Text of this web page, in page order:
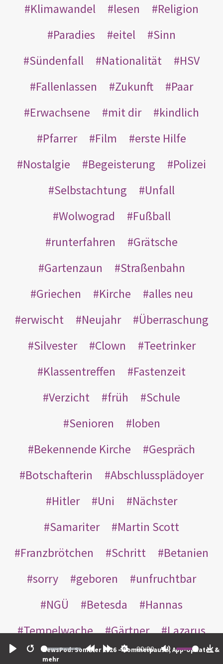
Restart
00:00
NewsPod: Sommer 2026 – Sommerpause, App-Updates &
mehr
Klimawandel
lesen
Religion
Paradies
eitel
Sinn
Sündenfall
Nationalität
HSV
Fallenlassen
Zukunft
Paar
Erwachsene
mit dir
kindlich
Pfarrer
Film
erste Hilfe
Nostalgie
Begeisterung
Polizei
Selbstachtung
Unfall
Wolwograd
Fußball
runterfahren
Grätsche
Gartenzaun
Straßenbahn
Griechen
Kirche
alles neu
erwischt
Neujahr
Überraschung
Silvester
Clown
Teetrinker
Klassentreffen
Fastenzeit
Verzicht
früh
Schule
Senioren
loben
Bekennende Kirche
Gespräch
Botschafterin
Abschlussplädoyer
Hitler
Uni
Nächster
Samariter
Martin Scott
Franzbrötchen
Schritt
Betanien
sorry
geboren
unfruchtbar
NGÜ
Betesda
Hannas
Tempelwache
Gärtner
Lazarus
Gottes
Bote Nikodemus